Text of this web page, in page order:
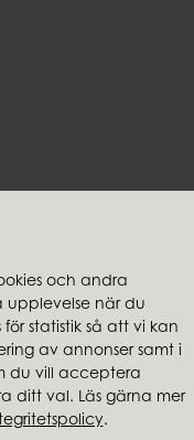
och andra
upplevelse när du
statistik så att vi kan
av annonser samt i
du vill acceptera
ditt val. Läs gärna mer
.